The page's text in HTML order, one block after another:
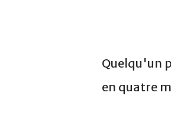
Quelqu'un
en quatre